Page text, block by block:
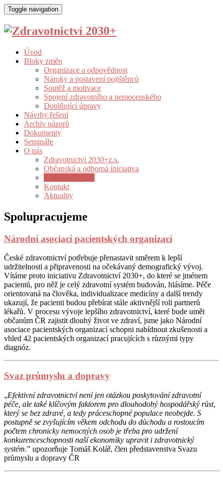
Toggle navigation
Úvod
Bloky změn
Organizace a odpovědnost
Nároky a postavení pojištěnců
Soutěž a motivace
Spojení zdravotního a nemocenského
Doplňující úpravy
Návrhy řešení
Archiv názorů
Dokumenty
Semináře
O nás
Zdravotnictví 2030+z.s.
Občanská a odborná iniciativa
Kontakt
Aktuality
Spolupracujeme
Národní asociaci pacientských organizací
České zdravotnictví potřebuje přenastavit směrem k lepší
udržitelnosti a připravenosti na očekávaný demografický vývoj.
Vítáme proto iniciativu Zdravotnictví 2030+, do které se jménem
pacientů, pro něž je celý zdravotní systém budován, hlásíme. Péče
orientovaná na člověka, individualizace medicíny a další trendy
ukazují, že pacienti budou přebírat stále aktivnější roli partnerů
lékařů. V procesu vývoje lepšího zdravotnictví, které bude umět
občanům ČR zajistit dlouhý život ve zdraví, jsme jako Národní
asociace pacientských organizací schopni nabídnout zkušenosti a
vhled 42 pacientských organizací pracujících s různými typy
diagnóz.
Svaz průmyslu a dopravy
„Efektivní zdravotnictví není jen otázkou poskytování zdravotní
péče, ale také klíčovým faktorem pro dlouhodobý hospodářský růst,
který se bez zdravé, a tedy práceschopné populace neobejde. S
postupně se zvyšujícím věkem odchodu do důchodu a rostoucím
počtem chronicky nemocných osob je třeba pro udržení
konkurenceschopnosti naší ekonomiky upravit i zdravotnický
systém.” upozorňuje Tomáš Kolář, člen představenstva Svazu
průmyslu a dopravy ČR